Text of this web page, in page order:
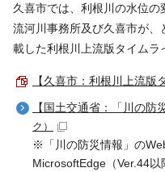
久喜市では、利根川の水位
流河川事務所及び久喜市が
載した利根川上流版タイムラ
【久喜市：利根川上流版
【国土交通省：「川の防
ク）
※「川の防災情報」の
MicrosoftEdge（Ver.44